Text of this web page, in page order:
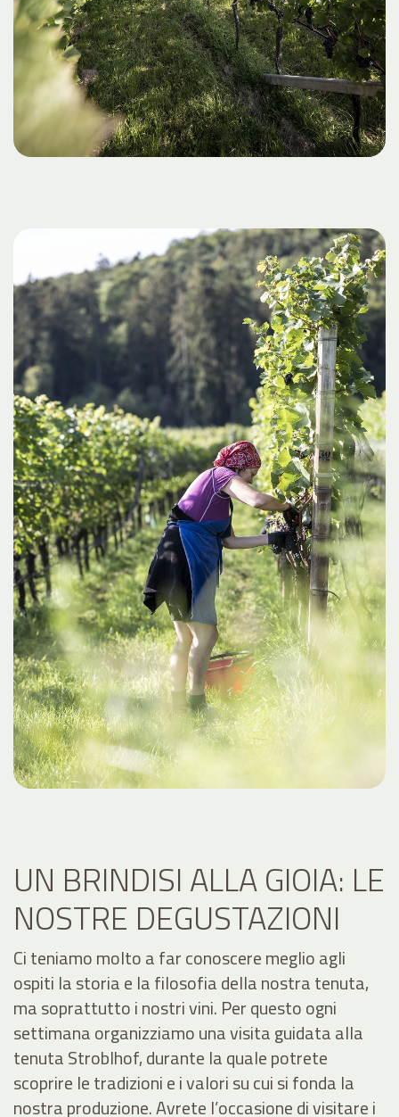
UN BRINDISI ALLA GIOIA: LE
NOSTRE DEGUSTAZIONI
Ci teniamo molto a far conoscere meglio agli
ospiti la storia e la filosofia della nostra tenuta,
ma soprattutto i nostri vini. Per questo ogni
settimana organizziamo una visita guidata alla
tenuta Stroblhof, durante la quale potrete
scoprire le tradizioni e i valori su cui si fonda la
nostra produzione. Avrete l’occasione di visitare i